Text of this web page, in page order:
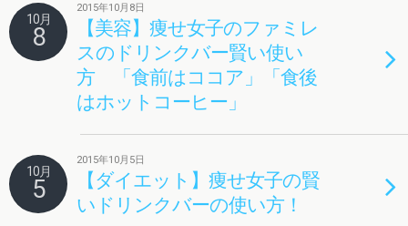
10月
8
2015年10月8日
【美容】痩せ女子のファミレ
スのドリンクバー賢い使い
方 「食前はココア」「食後
はホットコーヒー」
10月
5
2015年10月5日
【ダイエット】痩せ女子の賢
いドリンクバーの使い方！